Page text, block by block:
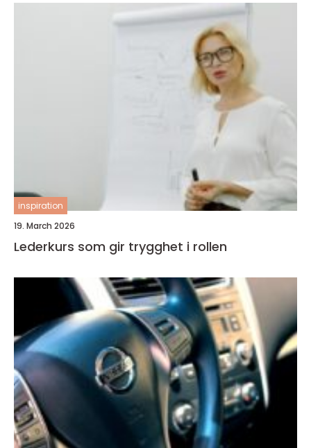
inspiration
19. March 2026
Lederkurs som gir trygghet i rollen